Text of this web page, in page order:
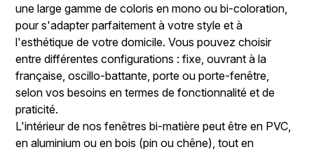
une large gamme de coloris en mono ou bi-coloration,
pour s'adapter parfaitement à votre style et à
l'esthétique de votre domicile. Vous pouvez choisir
entre différentes configurations : fixe, ouvrant à la
française, oscillo-battante, porte ou porte-fenêtre,
selon vos besoins en termes de fonctionnalité et de
praticité.
L'intérieur de nos fenêtres bi-matière peut être en PVC,
en aluminium ou en bois (pin ou chêne), tout en